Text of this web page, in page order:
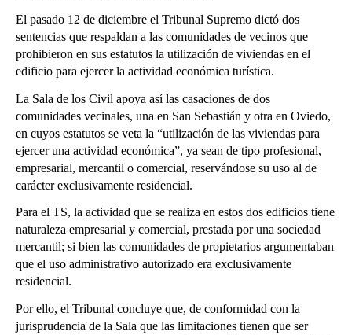
El pasado 12 de diciembre el Tribunal Supremo dictó dos
sentencias que respaldan a las comunidades de vecinos que
prohibieron en sus estatutos la utilización de viviendas en el
edificio para ejercer la actividad económica turística.
La Sala de los Civil apoya así las casaciones de dos
comunidades vecinales, una en San Sebastián y otra en Oviedo,
en cuyos estatutos se veta la “utilización de las viviendas para
ejercer una actividad económica”, ya sean de tipo profesional,
empresarial, mercantil o comercial, reservándose su uso al de
carácter exclusivamente residencial.
Para el TS, la actividad que se realiza en estos dos edificios tiene
naturaleza empresarial y comercial, prestada por una sociedad
mercantil; si bien las comunidades de propietarios argumentaban
que el uso administrativo autorizado era exclusivamente
residencial.
Por ello, el Tribunal concluye que, de conformidad con la
jurisprudencia de la Sala que las limitaciones tienen que ser